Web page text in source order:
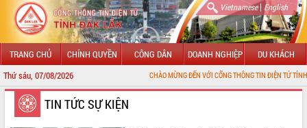
Vietnamese| English
TRANG CHỦ CHÍNH QUYỀN CÔNG DÂN DOANH NGHIỆP DU KHÁCH
Thứ sáu, 07/08/2026 CHÀO MỪNG ĐẾN VỚI CỔNG THÔNG TIN ĐIỆN TỬ TỈNH ĐẮK LẮK
GIỚI THIỆU TIN TỨC SỰ KIỆN